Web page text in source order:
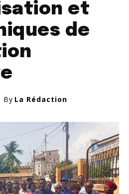
et
de
By La Rédaction